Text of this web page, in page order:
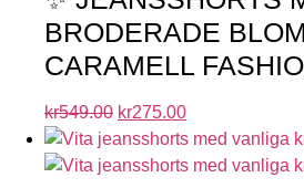
BRODERADE
CARAMELL
kr549.00 kr275.00